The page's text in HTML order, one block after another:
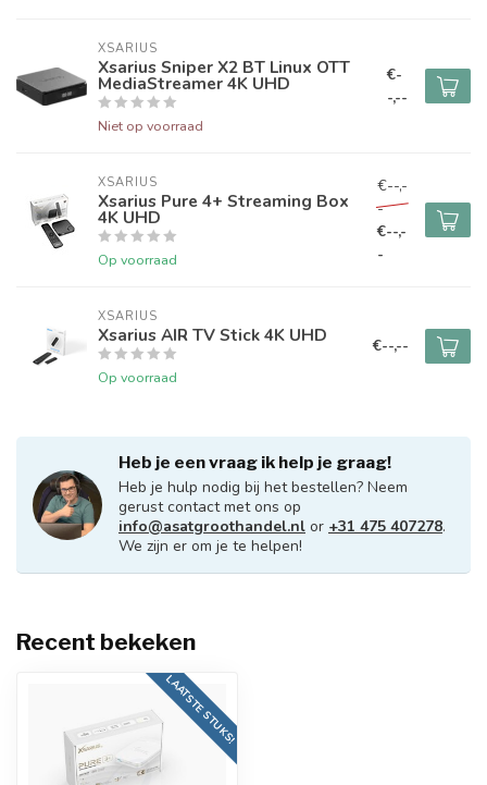
XSARIUS
Xsarius Sniper X2 BT Linux OTT
MediaStreamer 4K UHD
Niet op voorraad
€-
-,--
XSARIUS
Xsarius Pure 4+ Streaming Box
4K UHD
Op voorraad
€--,-
-
€--,-
-
XSARIUS
Xsarius AIR TV Stick 4K UHD
Op voorraad
€--,--
Heb je een vraag ik help je graag!
Heb je hulp nodig bij het bestellen? Neem
gerust contact met ons op
info@asatgroothandel.nl or +31 475 407278.
We zijn er om je te helpen!
Recent bekeken
LAATSTE STUKS!